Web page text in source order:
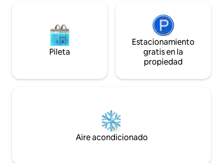
Pileta
Estacionamiento
gratis en la
propiedad
Aire acondicionado